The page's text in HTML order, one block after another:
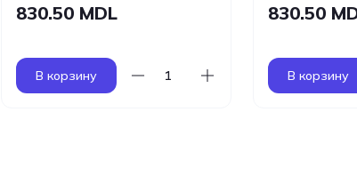
830.50 MDL
В корзину
830.50
В корзину